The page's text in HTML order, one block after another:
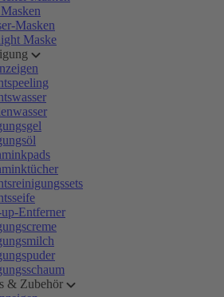
Masken
Maske
Entferner
& Zubehör